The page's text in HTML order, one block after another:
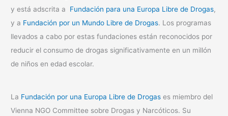
y está adscrita a Fundación para una Europa Libre de Drogas,
y a Fundación por un Mundo Libre de Drogas. Los programas
llevados a cabo por estas fundaciones están reconocidos por
reducir el consumo de drogas significativamente en un millón
de niños en edad escolar.
La Fundación por una Europa Libre de Drogas es miembro del
Vienna NGO Committee sobre Drogas y Narcóticos. Su